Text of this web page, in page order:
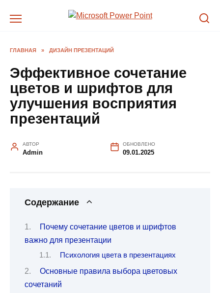
ГЛАВНАЯ » ДИЗАЙН ПРЕЗЕНТАЦИЙ
Эффективное сочетание
цветов и шрифтов для
улучшения восприятия
презентаций
АВТОР
Admin
ОБНОВЛЕНО
09.01.2025
Содержание
Почему сочетание цветов и шрифтов
важно для презентации
Психология цвета в презентациях
Основные правила выбора цветовых
сочетаний